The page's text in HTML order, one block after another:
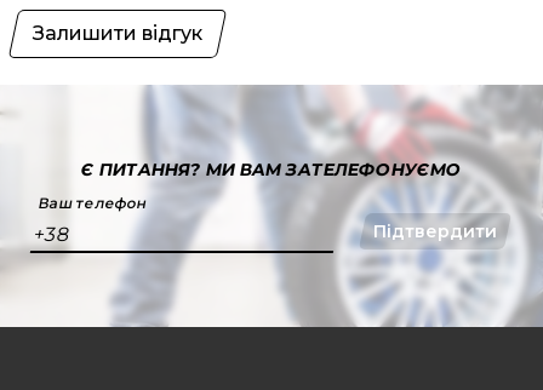
Залишити відгук
Є ПИТАННЯ?МИ ВАМ ЗАТЕЛЕФОНУЄМО
Ваш телефон
+38 Підтвердити